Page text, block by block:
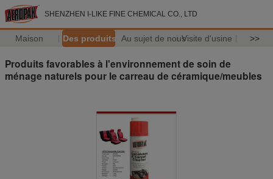
SHENZHEN I-LIKE FINE CHEMICAL CO., LTD
Maison Des produits Au sujet de nousVisite d'usine >>
Produits favorables à l'environnement de soin de
ménage naturels pour le carreau de céramique/meubles